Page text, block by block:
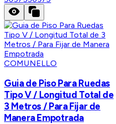
COMUNELLO
Guia de Piso Para Ruedas
Tipo V / Longitud Total de
3 Metros / Para Fijar de
Manera Empotrada